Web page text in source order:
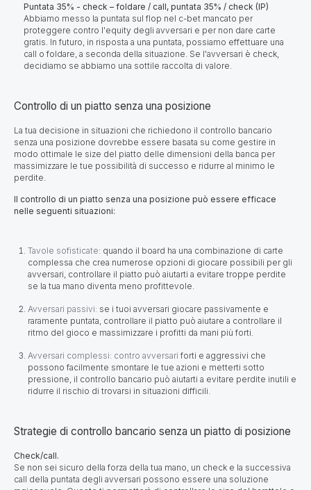
Puntata 35% - check – foldare / call, puntata 35% / check (IP)
Abbiamo messo la puntata sul flop nel c-bet mancato per
proteggere contro l'equity degli avversari e per non dare carte
gratis. In futuro, in risposta a una puntata, possiamo effettuare una
call o foldare, a seconda della situazione. Se l'avversari è check,
decidiamo se abbiamo una sottile raccolta di valore.
Controllo di un piatto senza una posizione
La tua decisione in situazioni che richiedono il controllo bancario
senza una posizione dovrebbe essere basata su come gestire in
modo ottimale le size del piatto delle dimensioni della banca per
massimizzare le tue possibilità di successo e ridurre al minimo le
perdite.
Il controllo di un piatto senza una posizione può essere efficace
nelle seguenti situazioni:
Tavole sofisticate: quando il board ha una combinazione di carte
complessa che crea numerose opzioni di giocare possibili per gli
avversari, controllare il piatto può aiutarti a evitare troppe perdite
se la tua mano diventa meno profittevole.
Avversari passivi: se i tuoi avversari giocare passivamente e
raramente puntata, controllare il piatto può aiutare a controllare il
ritmo del gioco e massimizzare i profitti da mani più forti.
Avversari complessi: contro avversari forti e aggressivi che
possono facilmente smontare le tue azioni e metterti sotto
pressione, il controllo bancario può aiutarti a evitare perdite inutili e
ridurre il rischio di trovarsi in situazioni difficili.
Strategie di controllo bancario senza un piatto di posizione
Check/call.
Se non sei sicuro della forza della tua mano, un check e la successiva
call della puntata degli avversari possono essere una soluzione